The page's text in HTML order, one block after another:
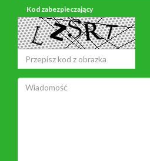
Kod zabezpieczający